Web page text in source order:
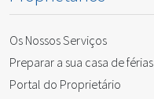
Os Nossos Serviços
Preparar a sua casa de férias
Portal do Proprietário